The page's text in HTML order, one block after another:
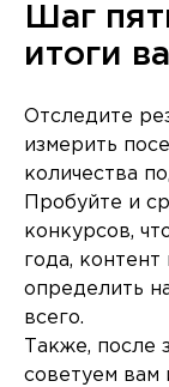
Шаг
итоги
Отследите
измерить
количества
Пробуйте и
конкурсов,
года, контент
определить
всего.
Также, после
советуем вам